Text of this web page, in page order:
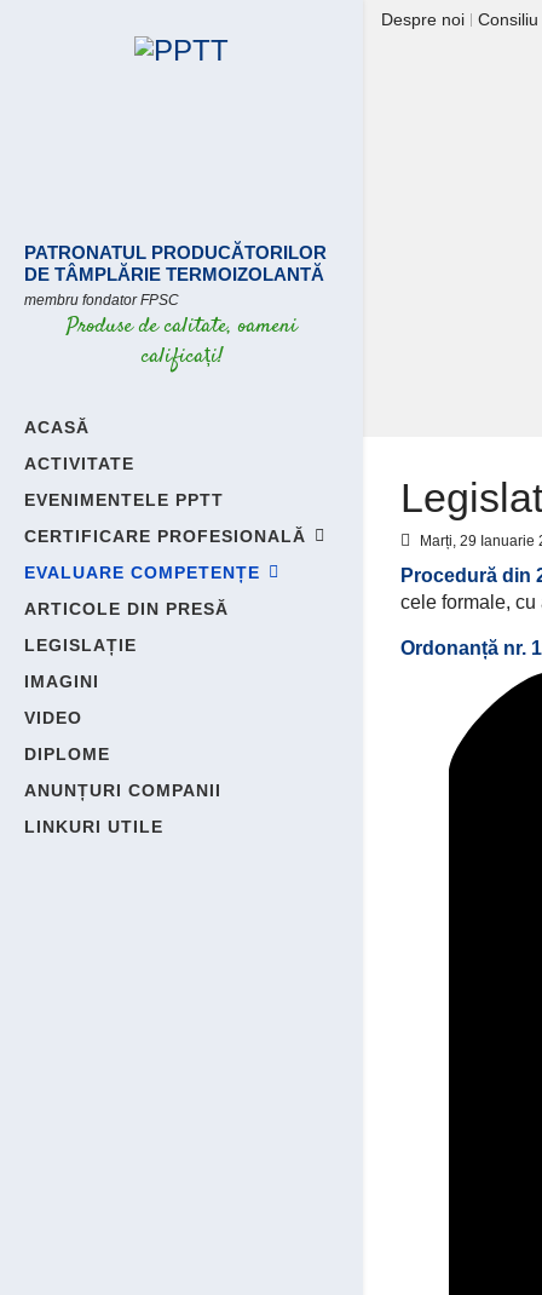
PATRONATUL PRODUCĂTORILOR
DE TÂMPLĂRIE TERMOIZOLANTĂ
membru fondator FPSC
Produse de calitate, oameni
calificați!
ACASĂ
ACTIVITATE
EVENIMENTELE PPTT
CERTIFICARE PROFESIONALĂ
EVALUARE COMPETENȚE
ARTICOLE DIN PRESĂ
LEGISLAȚIE
IMAGINI
VIDEO
DIPLOME
ANUNȚURI COMPANII
LINKURI UTILE
Despre noi
Marți, 29 Ianuarie
Procedură din
cele formale, cu
Ordonanță nr.